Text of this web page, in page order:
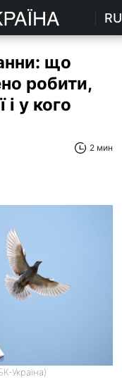
RU
що
робити,
і у кого
2 мин
Україна)